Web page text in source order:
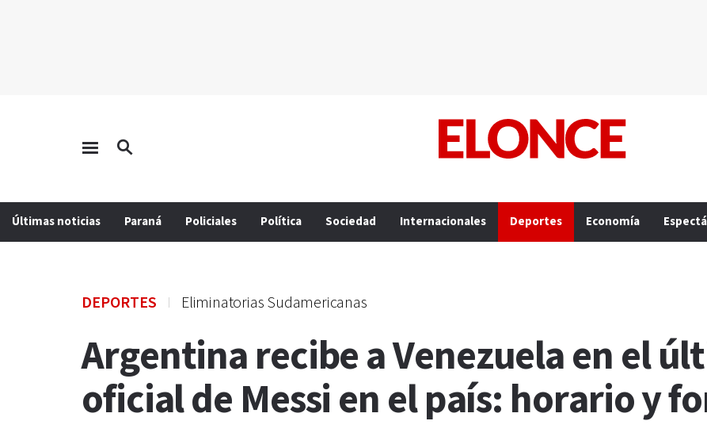
Últimas noticias Paraná Policiales Política Sociedad Internacionales Deportes Economía
DEPORTES Eliminatorias Sudamericanas
Argentina recibe a Venezuela en el
oficial de Messi en el país: horario y